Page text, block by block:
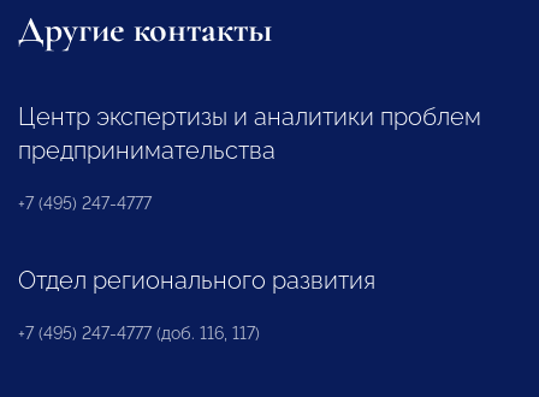
Другие контакты
Центр экспертизы и аналитики проблем
предпринимательства
+7 (495) 247-4777
Отдел регионального развития
+7 (495) 247-4777 (доб. 116, 117)